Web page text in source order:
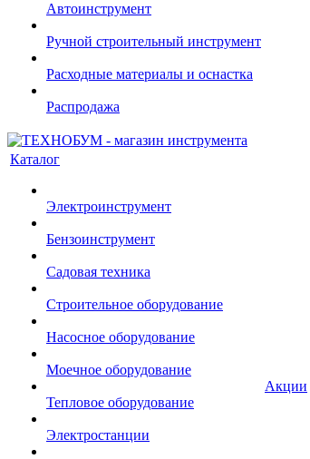
Автоинструмент
Ручной строительный инструмент
Расходные материалы и оснастка
Распродажа
Каталог
Электроинструмент
Бензоинструмент
Садовая техника
Строительное оборудование
Насосное оборудование
Моечное оборудование
Тепловое оборудование
Электростанции
Акции